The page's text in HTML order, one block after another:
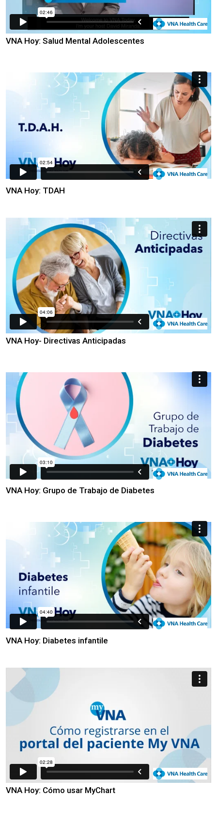
VNA Hoy: Salud Mental Adolescentes
VNA Hoy: TDAH
VNA Hoy- Directivas Anticipadas
VNA Hoy: Grupo de Trabajo de Diabetes
VNA Hoy: Diabetes infantile
VNA Hoy: Cómo usar MyChart